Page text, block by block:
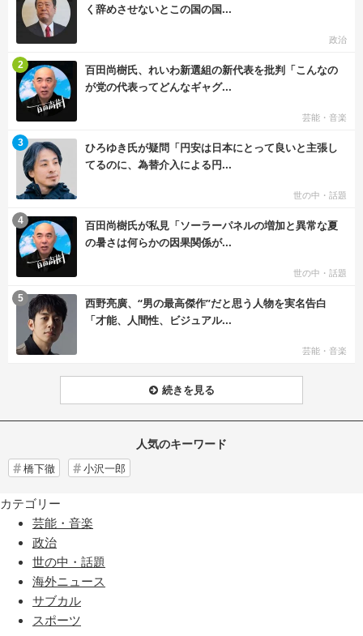
く辞めさせないとこの国の国...
政治
百田尚樹氏、れいわ新選組の新代表を批判「こんなの
が党の代表ってどんなギャグ...
芸能・音楽
2
ひろゆき氏が疑問「円安は日本にとって良いと主張し
てるのに、為替介入による円...
世の中・話題
3
百田尚樹氏が私見「ソーラーパネルの増加と異常な夏
の暑さは何らかの因果関係が...
世の中・話題
4
西野亮廣、“男の最高傑作”だと思う人物を実名告白
「才能、人間性、ビジュアル...
芸能・音楽
5
続きを見る
人気のキーワード
橋下徹 小沢一郎
カテゴリー
芸能・音楽
政治
世の中・話題
海外ニュース
サブカル
スポーツ